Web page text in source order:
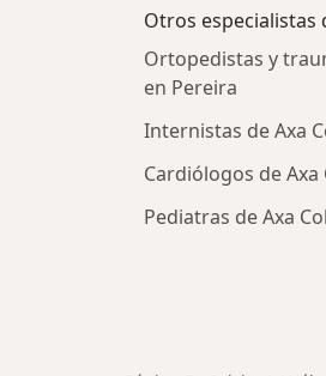
Otros especialistas
Ortopedistas y
en Pereira
Internistas de Axa
Cardiólogos de
Pediatras de Axa